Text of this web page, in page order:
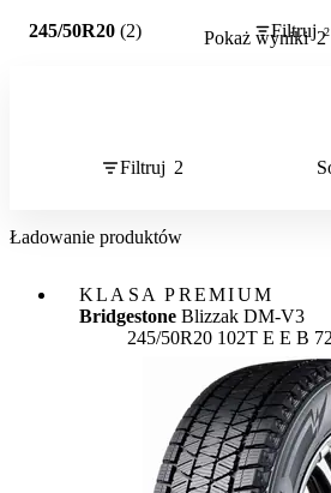
Pokaż wyniki 2
245/50R20 (2) Filtruj 2
Filtruj 2
Ładowanie produktów
KLASA PREMIUM
Bridgestone Blizzak DM-V3
245/50R20 102T Etykieta:
E E B